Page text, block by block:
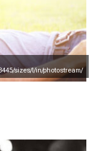
sizes/l/in/photostream/